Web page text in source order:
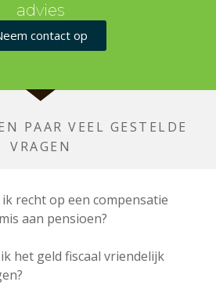
advies
contact op
PAAR VEEL GESTELDE
VRAGEN
ik recht op een compensatie
aan pensioen?
het geld fiscaal vriendelijk